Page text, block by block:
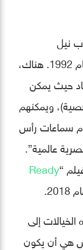
نيل
“، الذي نُشر عام 1992. هناك،
حيث يمكن
ويمكنهم
سماعات رأس
عالمية”.
“
Ready
إلى
هي أن يكون